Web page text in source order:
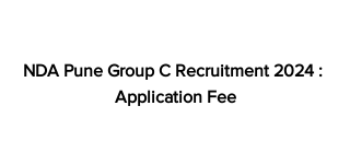
NDA Pune Group C Recruitment 2024 :
Application Fee